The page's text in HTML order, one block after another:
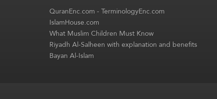
QuranEnc.com-TerminologyEnc.com
IslamHouse.com
What Muslim Children Must Know
Riyadh Al-Salheen with explanation and benefits
Bayan Al-Islam